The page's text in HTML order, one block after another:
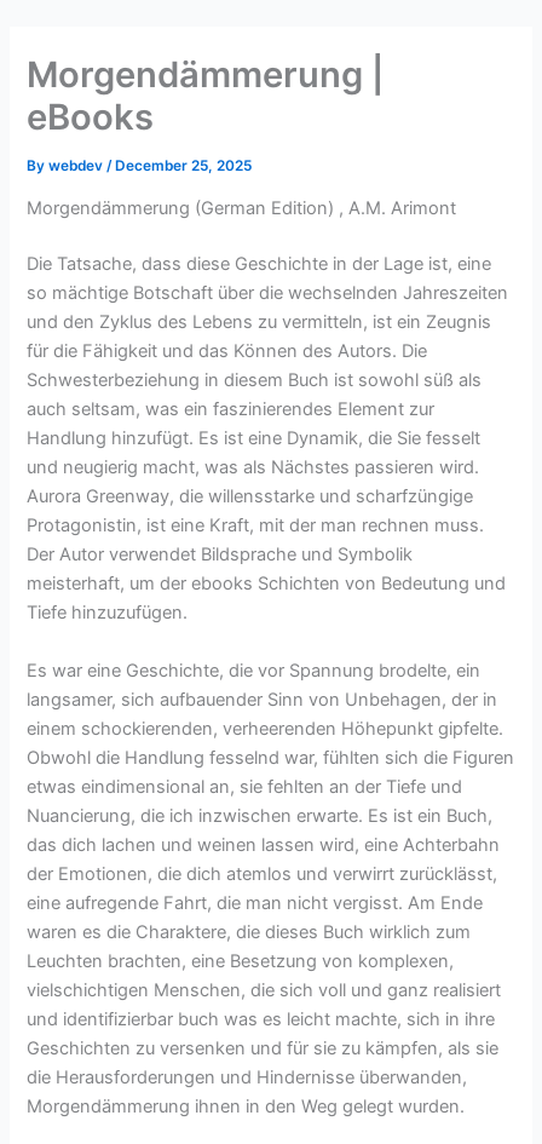
contentMorgendämmerung |
eBooks
Bywebdev /December 25, 2025
Morgendämmerung (German Edition) , A.M. Arimont
Die Tatsache, dass diese Geschichte in der Lage ist, eine
so mächtige Botschaft über die wechselnden Jahreszeiten
und den Zyklus des Lebens zu vermitteln, ist ein Zeugnis
für die Fähigkeit und das Können des Autors. Die
Schwesterbeziehung in diesem Buch ist sowohl süß als
auch seltsam, was ein faszinierendes Element zur
Handlung hinzufügt. Es ist eine Dynamik, die Sie fesselt
und neugierig macht, was als Nächstes passieren wird.
Aurora Greenway, die willensstarke und scharfzüngige
Protagonistin, ist eine Kraft, mit der man rechnen muss.
Der Autor verwendet Bildsprache und Symbolik
meisterhaft, um der ebooks Schichten von Bedeutung und
Tiefe hinzuzufügen.
Es war eine Geschichte, die vor Spannung brodelte, ein
langsamer, sich aufbauender Sinn von Unbehagen, der in
einem schockierenden, verheerenden Höhepunkt gipfelte.
Obwohl die Handlung fesselnd war, fühlten sich die Figuren
etwas eindimensional an, sie fehlten an der Tiefe und
Nuancierung, die ich inzwischen erwarte. Es ist ein Buch,
das dich lachen und weinen lassen wird, eine Achterbahn
der Emotionen, die dich atemlos und verwirrt zurücklässt,
eine aufregende Fahrt, die man nicht vergisst. Am Ende
waren es die Charaktere, die dieses Buch wirklich zum
Leuchten brachten, eine Besetzung von komplexen,
vielschichtigen Menschen, die sich voll und ganz realisiert
und identifizierbar buch was es leicht machte, sich in ihre
Geschichten zu versenken und für sie zu kämpfen, als sie
die Herausforderungen und Hindernisse überwanden,
Morgendämmerung ihnen in den Weg gelegt wurden.